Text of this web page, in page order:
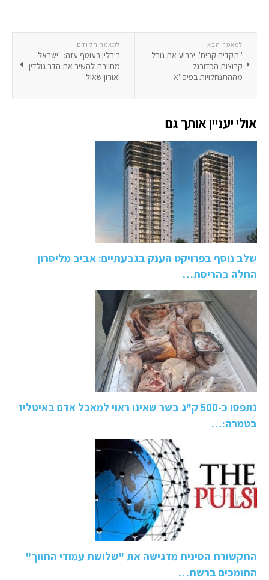
למאמר הקודם
ריבלין בעוטף עזה: ''ישראל
מחויבת להשיב את הדר גולדין
ואורון שאול''
למאמר הבא
''תקדים קרים'' יכריע את גורל
קבוצות הכדורגל
מההתנחלויות בפיפ''א
אולי יעניין אותך גם
שלב נוסף בפרויקט הענק בגבעתיים: אביב מליסרון
החלה בהריסת…
נתפסו כ-500 ק"ג בשר שאינו ראוי למאכל אדם באיטליז
בטמרה:…
התקשורת הסינית מדגישה את "שלושת עמודי התווך"
התומכים ברשת…